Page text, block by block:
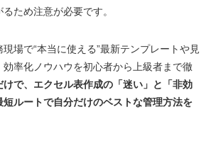
ため注意が必要です。
場で“本当に使える”最新テンプレートや見
率化ノウハウを初心者から上級者まで徹
けで、エクセル表作成の「迷い」と「非効
ルートで自分だけのベストな管理方法を